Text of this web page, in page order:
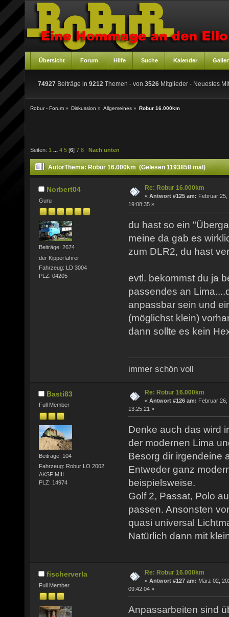
Übersicht Forum Hilfe Suche Kalender
74927 Beiträge in 9212 Themen - von 3526 Mitglieder - Neuestes
Robur - Forum » Diskussion » Allgemeines » Robur 16.000km
Seiten: 1 ... 4 5 [6] 7 8 Nach unten
AutorThema: Robur 16.000km (Gelesen 1193858 mal)
Norbert04
Guru
Beiträge: 2674
der Kipperfahrer
Fahrzeug: LD 3004
PLZ: 04205
Re: Robur 16.000km
« Antwort #125 am: Februar 25,
19:08:35 »
du hast so ein
meine da gab es
zum DLR2, du hast
evtl. bekommst du ja
passendes an
anpassbar sein und
(möglichst klein)
dann sollte es kein
immer schön voll
Basti83
Full Member
Beiträge: 104
Fahrzeug: Robur LO 2002
AKSF MIII
PLZ: 14974
Re: Robur 16.000km
« Antwort #126 am: Februar 26,
13:25:21 »
Denke auch das wird
der modernen Lima
Besorg dir irgendeine
Entweder ganz
beispielsweise.
Golf 2, Passat, Polo
passen. Ansonsten
quasi universal
Natürlich dann mit
fischerverla
Full Member
Re: Robur 16.000km
« Antwort #127 am: März 02,
09:42:04 »
Anpassarbeiten sind